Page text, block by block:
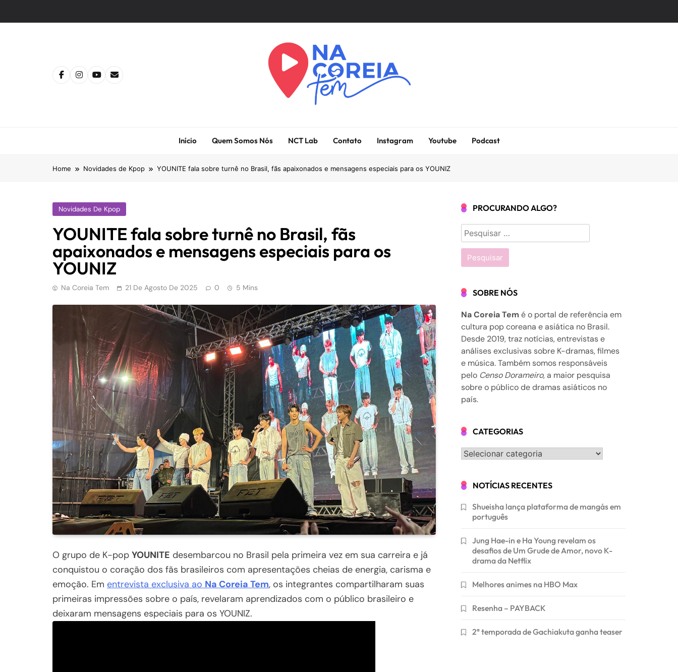
Início Quem Somos Nós NCT Lab Contato Instagram Youtube Podcast
Home Novidades de Kpop YOUNITE fala sobre turnê no Brasil, fãs apaixonados e mensagens especiais para os YOUNIZ
Novidades De Kpop
YOUNITE fala sobre turnê no Brasil, fãs
apaixonados e mensagens especiais para os
YOUNIZ
Na Coreia Tem 21 De Agosto De 2025 0 5 Mins
O grupo de K-pop YOUNITE desembarcou no Brasil pela primeira vez em sua carreira e já
conquistou o coração dos fãs brasileiros com apresentações cheias de energia, carisma e
emoção. Em entrevista exclusiva ao Na Coreia Tem, os integrantes compartilharam suas
primeiras impressões sobre o país, revelaram aprendizados com o público brasileiro e
deixaram mensagens especiais para os YOUNIZ.
PROCURANDO ALGO?
Pesquisar
por:
SOBRE NÓS
Na Coreia Tem é o portal de referência em
cultura pop coreana e asiática no Brasil.
Desde 2019, traz notícias, entrevistas e
análises exclusivas sobre K-dramas, filmes
e música. Também somos responsáveis
pelo Censo Dorameiro, a maior pesquisa
sobre o público de dramas asiáticos no
país.
CATEGORIAS
Categorias
NOTÍCIAS RECENTES
Shueisha lança plataforma de mangás em
português
Jung Hae-in e Ha Young revelam os
desafios de Um Grude de Amor, novo K-
drama da Netflix
Melhores animes na HBO Max
Resenha – PAYBACK
2ª temporada de Gachiakuta ganha teaser